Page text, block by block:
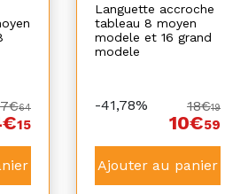
7€64
15
Languette accroche
tableau 8 moyen
modele et 16 grand
modele
-41,78% 18€19
10€59
Ajouter au panier